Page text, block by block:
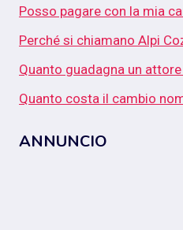
Posso pagare con la mia
Perché si chiamano Alpi
Quanto guadagna un
Quanto costa il cambio
ANNUNCIO